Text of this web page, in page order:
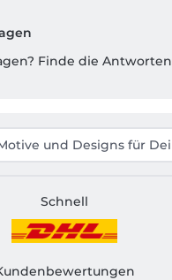
Finde die Antworten
Schnell